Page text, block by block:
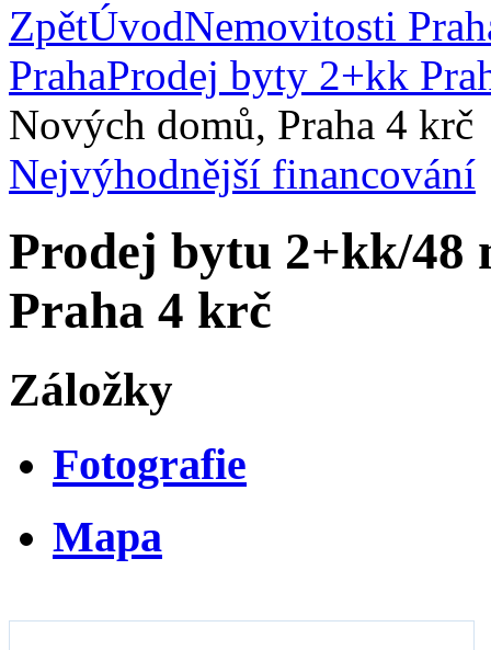
ZpětÚvodNemovitosti
PrahaProdej byty 2+kk
Nových domů, Praha 4 krč
Nejvýhodnější financování
Prodej bytu 2+kk/48
Praha 4 krč
Záložky
Fotografie
Mapa